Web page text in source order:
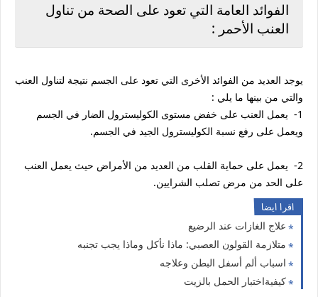
الفوائد العامة التي تعود على الصحة من تناول
العنب الأحمر :
يوجد العديد من الفوائد الأخرى التي تعود على الجسم نتيجة لتناول العنب
والتي من بينها ما يلي :
1- يعمل العنب على خفض مستوى الكوليسترول الضار في الجسم
ويعمل على رفع نسبة الكوليسترول الجيد في الجسم.
2- يعمل على حماية القلب من العديد من الأمراض حيث يعمل العنب
على الحد من مرض تصلب الشرايين.
اقرا ايضا
علاج الغازات عند الرضيع
متلازمة القولون العصبي: ماذا نأكل وماذا يجب تجنبه
اسباب ألم أسفل البطن وعلاجه
كيفيةاختبار الحمل بالزيت